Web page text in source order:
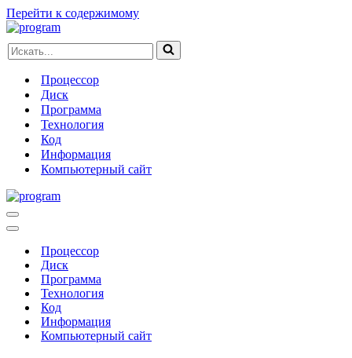
Перейти к содержимому
Искать...
Процессор
Диск
Программа
Технология
Код
Информация
Компьютерный сайт
Меню
навигации
Меню
навигацииПроцессор
Диск
Программа
Технология
Код
Информация
Компьютерный сайт